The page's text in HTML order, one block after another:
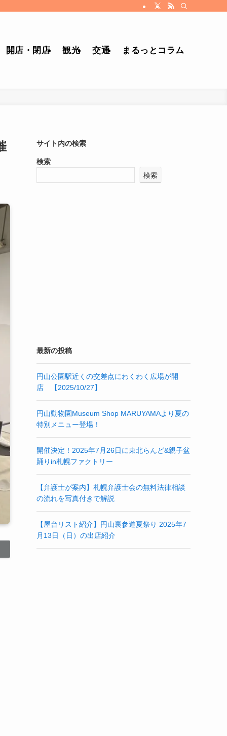
開店・閉店 観光 交通 まるっとコラム
サイト内の検索
検索
検索
最新の投稿
円山公園駅近くの交差点にわくわく広場が開
店 【2025/10/27】
円山動物園Museum Shop MARUYAMAより夏の
特別メニュー登場！
開催決定！2025年7月26日に東北らんど&親子盆
踊りin札幌ファクトリー
【弁護士が案内】札幌弁護士会の無料法律相談
の流れを写真付きで解説
【屋台リスト紹介】円山裏参道夏祭り 2025年7
月13日（日）の出店紹介